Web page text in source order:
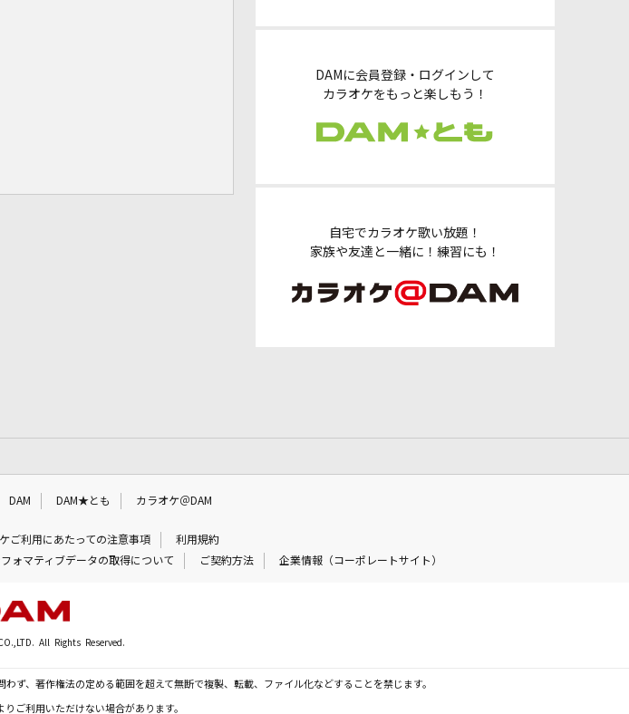
DAMに会員登録・ログインして
カラオケをもっと楽しもう！
自宅でカラオケ歌い放題！
家族や友達と一緒に！練習にも！
DAM DAM★とも カラオケ＠DAM
ご利用にあたっての注意事項
利用規約
ォマティブデータの取得について ご契約方法 企業情報（コーポレートサイト）
All Rights Reserved.
ず、著作権法の定める範囲を超えて無断で複製、転載、ファイル化などすることを禁じます。
ご利用いただけない場合があります。